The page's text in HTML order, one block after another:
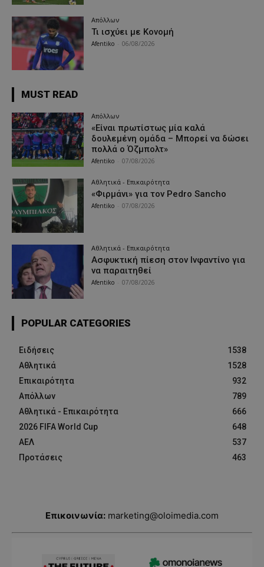
Απόλλων
Τι ισχύει με Κονομή
Afentiko 06/08/2026
MUST READ
Απόλλων
«Είναι πρωτίστως μία καλά
δουλεμένη ομάδα – Μπορεί να δώσει
πολλά ο Όζμπολτ»
Afentiko 07/08/2026
Αθλητικά - Επικαιρότητα
«Φιρμάνι» για τον Pedro Sancho
Afentiko 07/08/2026
Αθλητικά - Επικαιρότητα
Ασφυκτική πίεση στον Ινφαντίνο για
να παραιτηθεί
Afentiko 07/08/2026
POPULAR CATEGORIES
Ειδήσεις
1538
Αθλητικά
1528
Επικαιρότητα
932
Απόλλων
789
Αθλητικά - Επικαιρότητα
666
2026 FIFA World Cup
648
ΑΕΛ
537
Προτάσεις
463
Επικοινωνία: marketing@oloimedia.com